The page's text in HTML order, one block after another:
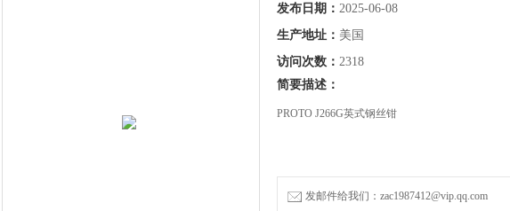
发布日期： 2025-06-08
生产地址： 美国
访问次数： 2318
简要描述：
PROTO J266G英式钢丝钳
发邮件给我们：zac1987412@vip.qq.com